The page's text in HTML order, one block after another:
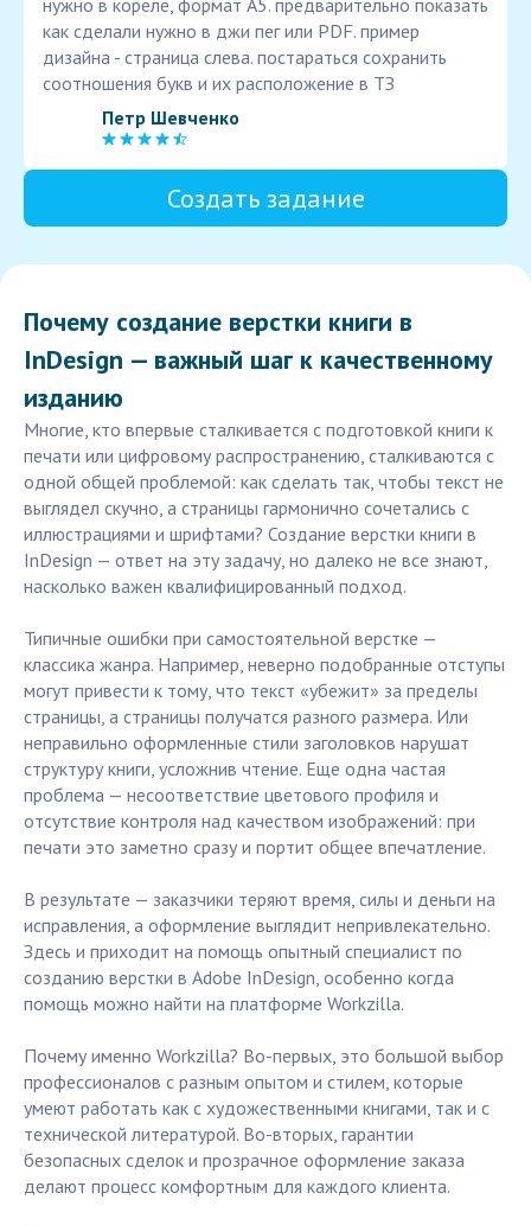
нужно в кореле, формат А5. предварительно показать
как сделали нужно в джи пег или PDF. пример
дизайна - страница слева. постараться сохранить
соотношения букв и их расположение в ТЗ
Петр Шевченко
Создать задание
Почему создание верстки книги в
InDesign — важный шаг к качественному
изданию
Многие, кто впервые сталкивается с подготовкой книги к
печати или цифровому распространению, сталкиваются с
одной общей проблемой: как сделать так, чтобы текст не
выглядел скучно, а страницы гармонично сочетались с
иллюстрациями и шрифтами? Создание верстки книги в
InDesign — ответ на эту задачу, но далеко не все знают,
насколько важен квалифицированный подход.
Типичные ошибки при самостоятельной верстке —
классика жанра. Например, неверно подобранные отступы
могут привести к тому, что текст «убежит» за пределы
страницы, а страницы получатся разного размера. Или
неправильно оформленные стили заголовков нарушат
структуру книги, усложнив чтение. Еще одна частая
проблема — несоответствие цветового профиля и
отсутствие контроля над качеством изображений: при
печати это заметно сразу и портит общее впечатление.
В результате — заказчики теряют время, силы и деньги на
исправления, а оформление выглядит непривлекательно.
Здесь и приходит на помощь опытный специалист по
созданию верстки в Adobe InDesign, особенно когда
помощь можно найти на платформе Workzilla.
Почему именно Workzilla? Во-первых, это большой выбор
профессионалов с разным опытом и стилем, которые
умеют работать как с художественными книгами, так и с
технической литературой. Во-вторых, гарантии
безопасных сделок и прозрачное оформление заказа
делают процесс комфортным для каждого клиента.